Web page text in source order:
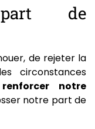
de
de rejeter la
circonstances
notre
notre part de